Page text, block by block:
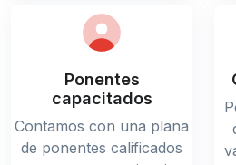
Ponentes
capacitados
Contamos con una plana
de ponentes calificados